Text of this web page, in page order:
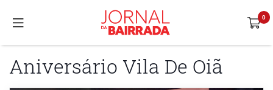
Aniversário Vila De Oiã